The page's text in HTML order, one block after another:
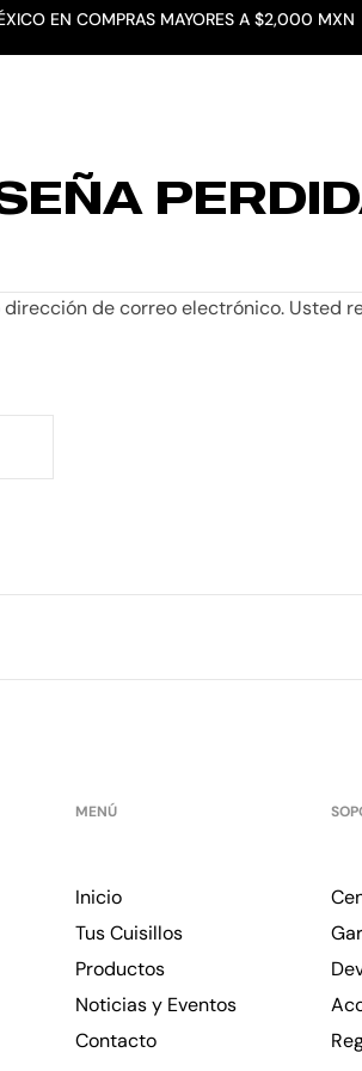
EN COMPRAS MAYORES A $2,000 MXN
de correo electrónico. Usted
MENÚ
Inicio
Tus Cuisillos
Productos
Noticias y Eventos
Contacto